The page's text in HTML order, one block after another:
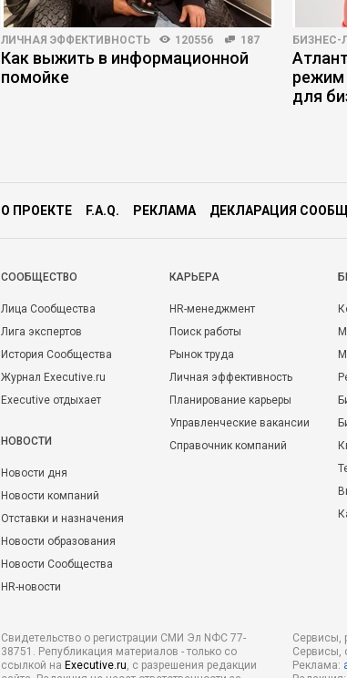
ЛИЧНАЯ ЭФФЕКТИВНОСТЬ 120556 187
Как выжить в информационной
помойке
БИЗНЕС-
режим
для
О ПРОЕКТЕ F.A.Q. РЕКЛАМА ДЕКЛАРАЦИЯ
CООБЩЕСТВО
Лица Сообщества
Лига экспертов
История Сообщества
Журнал Executive.ru
Executive отдыхает
НОВОСТИ
Новости дня
Новости компаний
Отставки и назначения
Новости образования
Новости Сообщества
HR-новости
КАРЬЕРА
HR-менеджмент
Поиск работы
Рынок труда
Личная эффективность
Планирование карьеры
Управленческие вакансии
Справочник компаний
Свидетельство о регистрации СМИ Эл NФС 77-
38751. Републикация материалов - только со
ссылкой на Executive.ru, с разрешения редакции
Сервисы,
Сервисы,
Реклама: